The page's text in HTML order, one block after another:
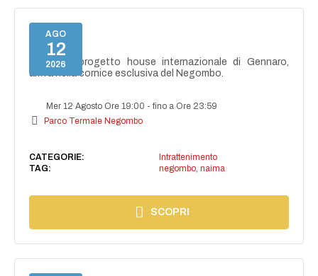
AGO
12
2026
NAIMA
NAIMA, il progetto house internazionale di Gennaro,
arriva nella cornice esclusiva del Negombo.
Mer 12 Agosto Ore 19:00 -fino a Ore 23:59
Parco Termale Negombo
CATEGORIE:
Intrattenimento
TAG:
negombo, naima
SCOPRI